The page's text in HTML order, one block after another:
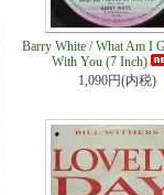
Barry White / What Am I
With You (7 Inch)
1,090円(内税)